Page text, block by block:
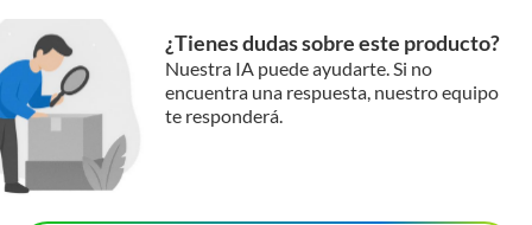
¿Tienes dudas sobre este producto?
Nuestra IA puede ayudarte. Si no
encuentra una respuesta, nuestro equipo
te responderá.